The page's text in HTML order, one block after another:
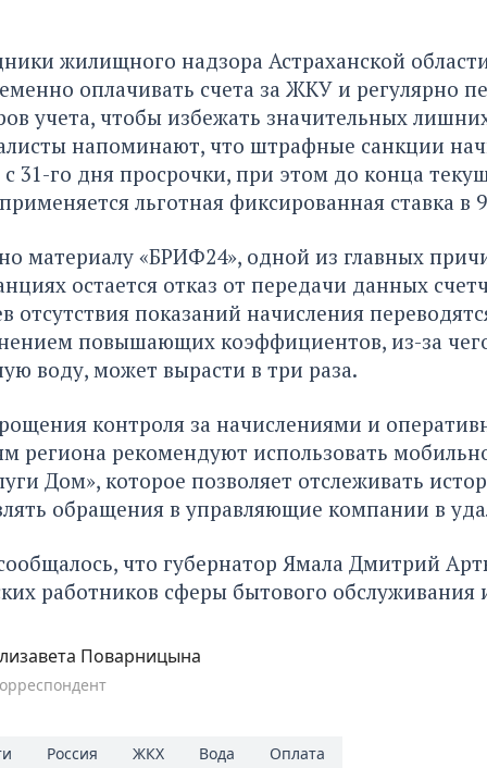
жилищного надзора Астраханской
оплачивать счета за ЖКУ и регулярно
учета, чтобы избежать значительных
напоминают, что штрафные санкции
с 31-го дня просрочки, при этом до конца
льготная фиксированная ставка в
материалу «БРИФ24»,одной из главных
остается отказ от передачи данных
отсутствия показаний начисления
повышающих коэффициентов, из-за
воду, может вырасти в три раза.
контроля за начислениями и
региона рекомендуют использовать
Дом», которое позволяет отслеживать
обращения в управляющие компании в
что губернатор Ямала Дмитрий
работников сферы бытового
Поварницына
Россия ЖКХ Вода Оплата